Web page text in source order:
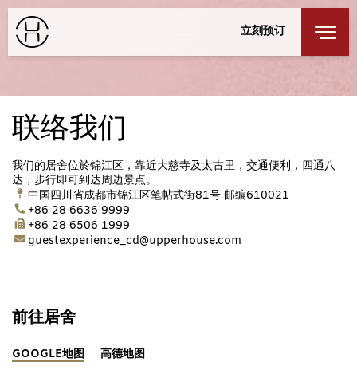
立刻预订
成都
周五
7 8月 2026
周六
8 8月 2026
客房
12 岁或以上
小童
12 岁以下
特别优惠
探索居舍
探索我们的城市
联络我们
我们的居舍位於锦江区，靠近大慈寺及太古里，交通便利，四通八
达，步行即可到达周边景点。
中国四川省成都市锦江区笔帖式街81号 邮编610021
+86 28 6636 9999
+86 28 6506 1999
guestexperience_cd@upperhouse.com
前往居舍
GOOGLE地图 高德地图